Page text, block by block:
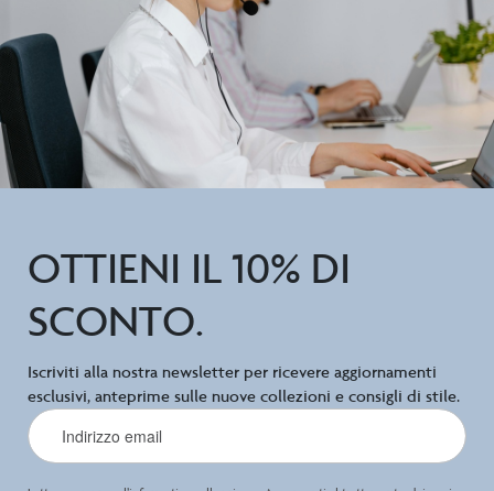
OTTIENI IL 10% DI
SCONTO.
Iscriviti alla nostra newsletter per ricevere aggiornamenti
esclusivi, anteprime sulle nuove collezioni e consigli di stile.